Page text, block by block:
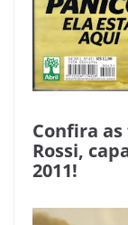
Confira
Rossi,
2011!